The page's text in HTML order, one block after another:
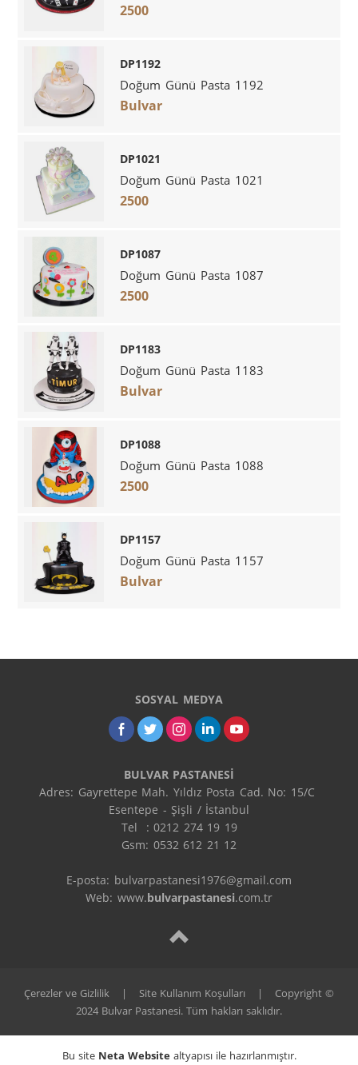
2500
DP1192
Doğum Günü Pasta 1192
Bulvar
DP1021
Doğum Günü Pasta 1021
2500
DP1087
Doğum Günü Pasta 1087
2500
DP1183
Doğum Günü Pasta 1183
Bulvar
DP1088
Doğum Günü Pasta 1088
2500
DP1157
Doğum Günü Pasta 1157
Bulvar
SOSYAL MEDYA
BULVAR PASTANESİ
Adres: Gayrettepe Mah. Yıldız Posta Cad. No: 15/C
Esentepe - Şişli / İstanbul
Tel  : 0212 274 19 19
Gsm: 0532 612 21 12
E-posta: bulvarpastanesi1976@gmail.com
Web: www.bulvarpastanesi.com.tr
Çerezler ve Gizlilik | Site Kullanım Koşulları |
Copyright ©
2024 Bulvar Pastanesi. Tüm hakları saklıdır.
Bu site Neta Websitealtyapısı ile hazırlanmıştır.